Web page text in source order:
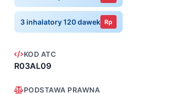
3 inhalatory 120 dawek Rp
KOD ATC
R03AL09
PODSTAWA PRAWNA